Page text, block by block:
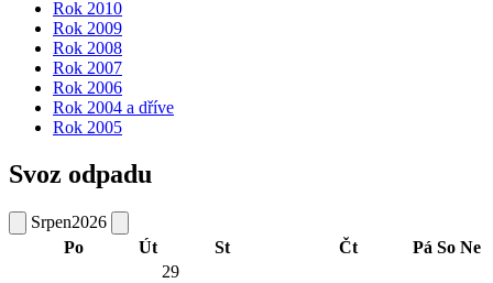
Rok 2010
Rok 2009
Rok 2008
Rok 2007
Rok 2006
Rok 2004 a dříve
Rok 2005
Svoz odpadu
Srpen2026
Po
Út St Čt Pá So Ne
29